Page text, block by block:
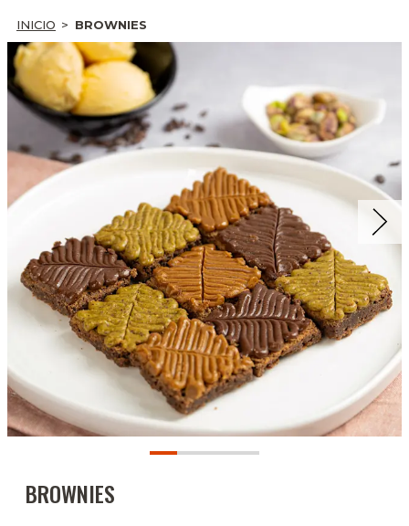
INICIO BROWNIES
BROWNIES